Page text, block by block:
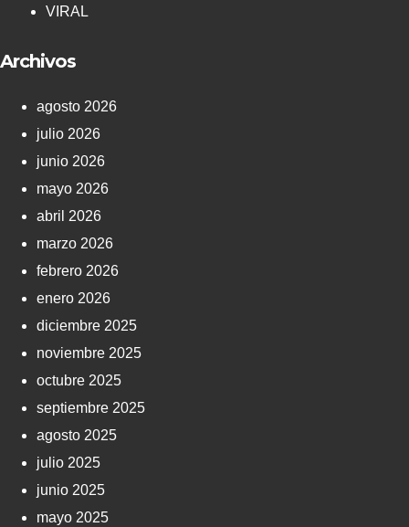
VIRAL
Archivos
agosto 2026
julio 2026
junio 2026
mayo 2026
abril 2026
marzo 2026
febrero 2026
enero 2026
diciembre 2025
noviembre 2025
octubre 2025
septiembre 2025
agosto 2025
julio 2025
junio 2025
mayo 2025